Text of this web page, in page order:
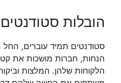
הובלות
סטודנטים תמיד עוברים, החל
הנחות, חברות מושכות את
הלקוחות שלהן. המלצות